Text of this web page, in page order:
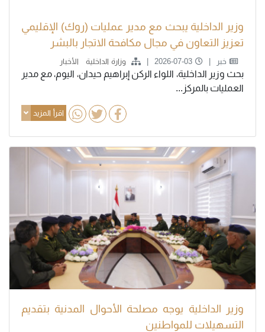
وزير الداخلية يبحث مع مدير عمليات (روك) الإقليمي
تعزيز التعاون في مجال مكافحة الاتجار بالبشر
خبر 2026-07-03 وزارة الداخلية الأخبار
بحث وزير الداخلية، اللواء الركن إبراهيم حيدان، اليوم، مع مدير
العمليات بالمركز...
اقرأ المزيد
وزير الداخلية يوجه مصلحة الأحوال المدنية بتقديم
التسهيلات للمواطنين